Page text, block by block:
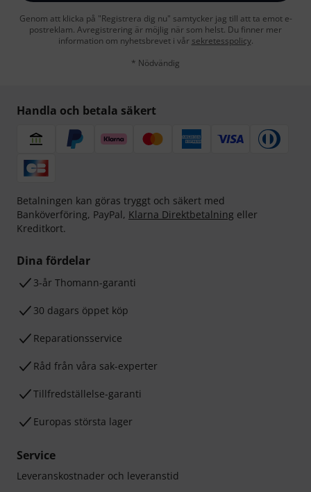
Genom att klicka på "Registrera dig nu" samtycker jag till att ta emot e-
postreklam. Avregistrering är möjlig när som helst. Du finner mer
information om nyhetsbrevet i vår sekretesspolicy.
* Nödvändig
Handla och betala säkert
Betalningen kan göras tryggt och säkert med
Banköverföring, PayPal, Klarna Direktbetalning eller
Kreditkort.
Dina fördelar
3-år Thomann-garanti
30 dagars öppet köp
Reparationsservice
Råd från våra sak-experter
Tillfredställelse-garanti
Europas största lager
Service
Leveranskostnader och leveranstid